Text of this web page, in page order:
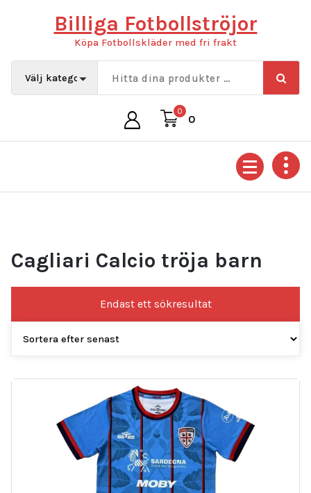
Billiga Fotbollströjor
Köpa Fotbollskläder med fri frakt
0
0
Cagliari Calcio tröja barn
Endast ett sökresultat